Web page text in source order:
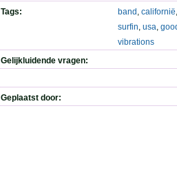
Tags:
band , californië
surfin, usa,
vibrations
Gelijkluidende vragen:
Geplaatst door: